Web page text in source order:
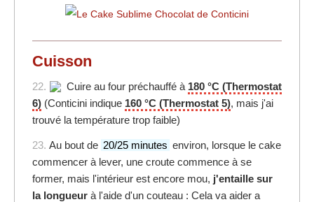
Cuisson
22. Cuire au four préchauffé à 180 °C (Thermostat
6) (Conticini indique 160 °C (Thermostat 5), mais j'ai
trouvé la température trop faible)
23. Au bout de 20/25 minutes environ, lorsque le cake
commencer à lever, une croute commence à se
former, mais l'intérieur est encore mou, j'entaille sur
la longueur à l'aide d'un couteau : Cela va aider a